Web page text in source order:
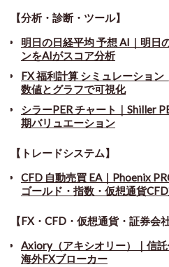
【分析・診断・ツール】
明日の日経平均 予想 AI｜明日
ンをAIがスコア分析
FX 福利計算 シミュレーショ
数値とグラフで可視化
シラーPER チャート ｜ Shiller
期バリュエーション
【トレードシステム】
CFD 自動売買 EA｜Phoenix
ゴールド・指数・仮想通貨
【FX・CFD・仮想通貨・証券会社
Axiory（アキシオリー）｜信
海外FXブローカー